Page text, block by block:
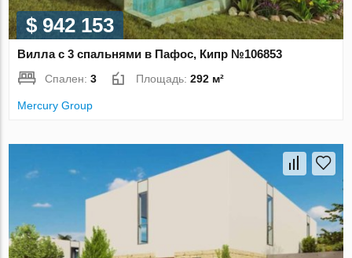
$ 942 153
Вилла с 3 спальнями в Пафос, Кипр №106853
Спален:3 Площадь:292 м²
Mercury Group